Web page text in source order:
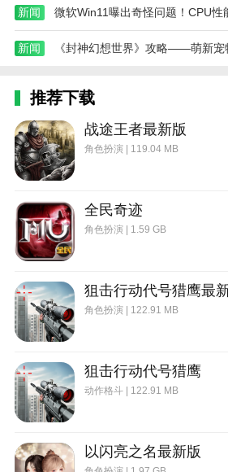
新闻 微软Win11曝出奇怪问题！CPU性
新闻 《封神幻想世界》攻略——萌新宠
推荐下载
战途王者最新版
角色扮演 | 119.04 MB
全民奇迹
角色扮演 | 1.59 GB
狙击行动代号猎鹰最
角色扮演 | 122.91 MB
狙击行动代号猎鹰
动作格斗 | 122.91 MB
以闪亮之名最新版